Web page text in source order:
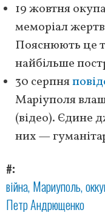
19 жовтня
меморіал
Пояснюють це
найбільше
30 серпня
Маріуполя
(відео). Єдине
них —
#
війна Мариуполь
Петр Андрющенко